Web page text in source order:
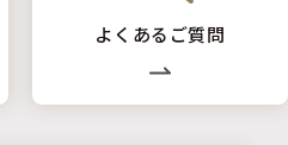
よくあるご質問